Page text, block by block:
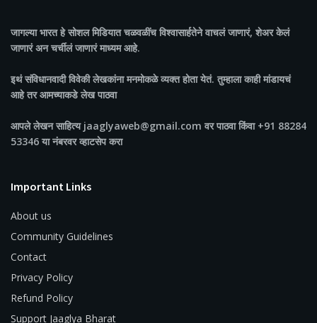
जागल्या भारतहे सोशल मिडियात चळवळींच विश्वासार्हतेने वाचलं जाणारं, शेअर केलं
जाणारं अन चर्चीलं जाणारं माध्यम आहे.
इथं संविधानवादी विवेकी लेखकांना मनमोकळे व्यक्त होता येतं. तुम्हाला काही मांडायचं
आहे तर आमच्याकडे लेख पाठवा
आपले लेखन साहित्य jaaglyaweb@gmail.com वर पाठवा किंवा +91 88284
53346 या नंबरवर व्हाटसेप करा
Important Links
About us
Community Guidelines
Contact
Privacy Policy
Refund Policy
Support Jaaglya Bharat